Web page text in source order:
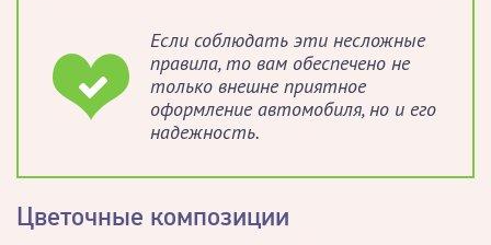
Если соблюдать эти несложные
правила, то вам обеспечено не
только внешне приятное
оформление автомобиля, но и его
надежность.
Цветочные композиции